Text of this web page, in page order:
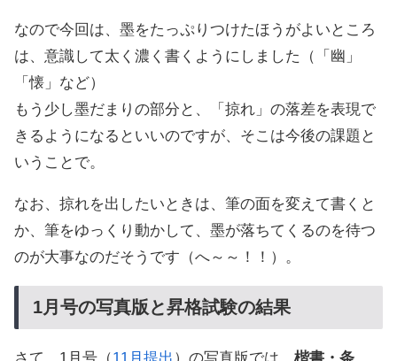
なので今回は、墨をたっぷりつけたほうがよいところ
は、意識して太く濃く書くようにしました（「幽」
「懐」など）
もう少し墨だまりの部分と、「掠れ」の落差を表現で
きるようになるといいのですが、そこは今後の課題と
いうことで。
なお、掠れを出したいときは、筆の面を変えて書くと
か、筆をゆっくり動かして、墨が落ちてくるのを待つ
のが大事なのだそうです（へ～～！！）。
1月号の写真版と昇格試験の結果